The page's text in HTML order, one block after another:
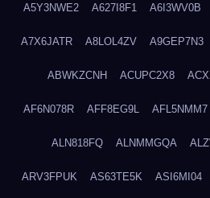
A5Y3NWE2 A627I8F1 A6I3WV0B
A7X6JATR A8LOL4ZV A9GEP7N3
ABWKZCNH ACUPC2X8
AF6N078R AFF8EG9L AFL5NMM7
ALN818FQ ALNMMGQA
ARV3FPUK AS63TE5K ASI6MI04